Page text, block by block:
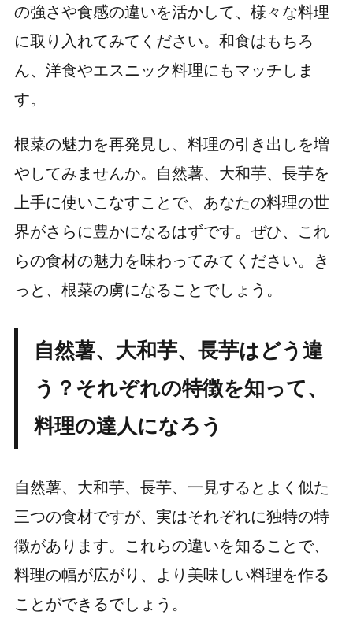
の強さや食感の違いを活かして、様々な料理
に取り入れてみてください。和食はもちろ
ん、洋食やエスニック料理にもマッチしま
す。
根菜の魅力を再発見し、料理の引き出しを増
やしてみませんか。自然薯、大和芋、長芋を
上手に使いこなすことで、あなたの料理の世
界がさらに豊かになるはずです。ぜひ、これ
らの食材の魅力を味わってみてください。き
っと、根菜の虜になることでしょう。
自然薯、大和芋、長芋はどう違
う？それぞれの特徴を知って、
料理の達人になろう
自然薯、大和芋、長芋、一見するとよく似た
三つの食材ですが、実はそれぞれに独特の特
徴があります。これらの違いを知ることで、
料理の幅が広がり、より美味しい料理を作る
ことができるでしょう。